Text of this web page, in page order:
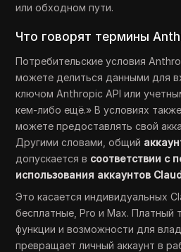
или обходном пути.
Что говорят термины
Потребительские условия
можете делиться данными для
ключом Anthropic API или
кем-либо ещё.» В условиях
можете предоставлять свой
Другими словами, общий
допускается в соответствии с
использования аккаунтов
Это касается индивидуальных
бесплатные, Pro и Max. Платный
функции и возможности для
превращает личный аккаунт в